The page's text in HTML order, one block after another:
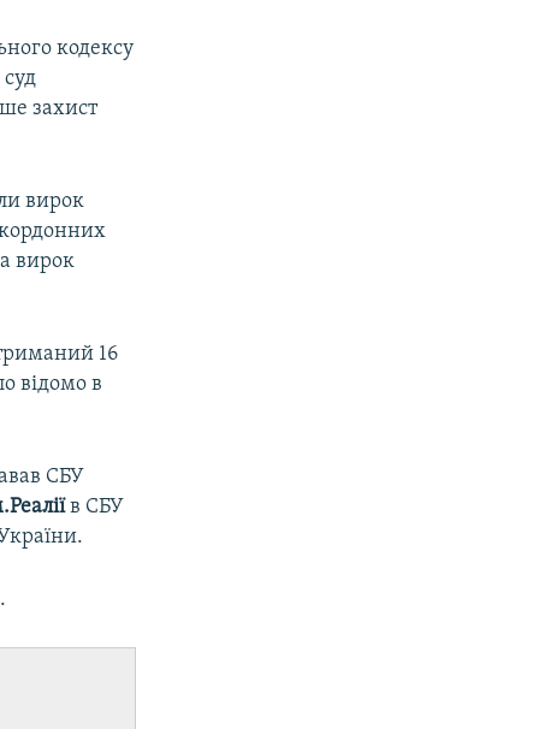
кодексу
захист
вирок
вирок
16
відомо в
СБУ
в СБУ
.